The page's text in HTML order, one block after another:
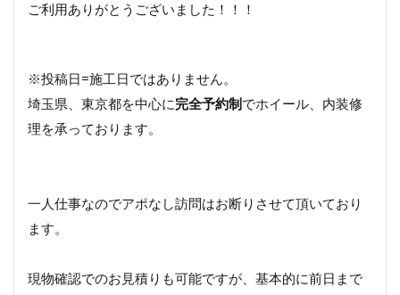
ご利用ありがとうございました！！！
※投稿日=施工日ではありません。
埼玉県、東京都を中心に完全予約制でホイール、内装修
理を承っております。
一人仕事なのでアポなし訪問はお断りさせて頂いており
ます。
現物確認でのお見積りも可能ですが、基本的に前日まで